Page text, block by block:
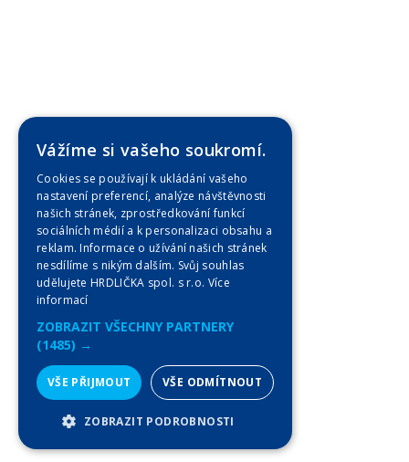
Vážíme si vašeho soukromí.
Cookies se používají k ukládání vašeho
nastavení preferencí, analýze návštěvnosti
našich stránek, zprostředkování funkcí
sociálních médií a k personalizaci obsahu a
reklam. Informace o užívání našich stránek
nesdílíme s nikým dalším. Svůj souhlas
udělujete HRDLIČKA spol. s r.o. Více
informací
ZOBRAZIT VŠECHNY PARTNERY
(1485) →
VŠE PŘIJMOUT VŠE ODMÍTNOUT
ZOBRAZIT PODROBNOSTI